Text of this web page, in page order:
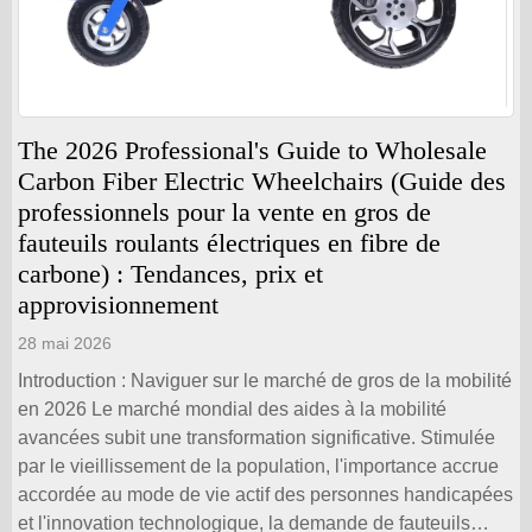
The 2026 Professional's Guide to Wholesale
Carbon Fiber Electric Wheelchairs (Guide des
professionnels pour la vente en gros de
fauteuils roulants électriques en fibre de
carbone) : Tendances, prix et
approvisionnement
28 mai 2026
Introduction : Naviguer sur le marché de gros de la mobilité
en 2026 Le marché mondial des aides à la mobilité
avancées subit une transformation significative. Stimulée
par le vieillissement de la population, l'importance accrue
accordée au mode de vie actif des personnes handicapées
et l'innovation technologique, la demande de fauteuils